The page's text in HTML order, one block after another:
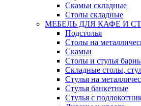
Скамьи складные
Столы складные
МЕБЕЛЬ ДЛЯ КАФЕ И
Подстолья
Столы на
Скамьи
Столы и стулья
Складные столы,
Стулья на
Стулья банкетные
Стулья с